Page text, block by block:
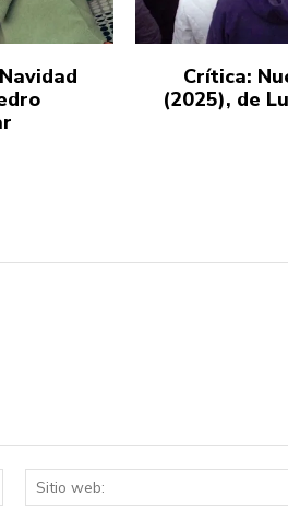
Crítica:
(2025), de
Correo
electrónico:*